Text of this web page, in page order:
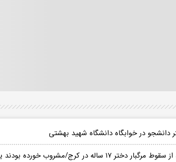
در خوابگاه دانشگاه شهید بهشتی
در کرج/مشروب خورده بودند یا مردم تحریکشان کردند؟